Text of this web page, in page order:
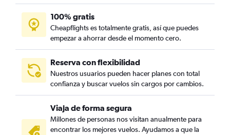
100% gratis
Cheapflights es totalmente gratis, así que puedes
empezar a ahorrar desde el momento cero.
Reserva con flexibilidad
Nuestros usuarios pueden hacer planes con total
confianza y buscar vuelos sin cargos por cambios.
Viaja de forma segura
Millones de personas nos visitan anualmente para
encontrar los mejores vuelos. Ayudamos a que la